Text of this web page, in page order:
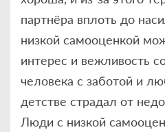
партнёра вплоть до
низкой самооценкой
интерес и вежливость
человека с заботой и
детстве страдал от
Люди с низкой